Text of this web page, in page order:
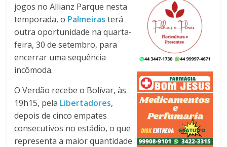
jogos no Allianz Parque nesta
temporada, o Palmeiras terá
outra oportunidade na quarta-
feira, 30 de setembro, para
encerrar uma sequência
incômoda.
O Verdão recebe o Bolívar, às
19h15, pela Libertadores,
depois de cinco empates
consecutivos no estádio, o que
representa a maior quantidade